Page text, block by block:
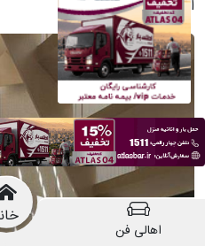
اهالی فن
انتخاب رنگ سیاه باشد.